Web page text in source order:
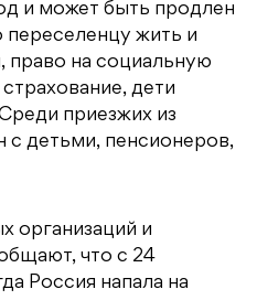
и может быть продлен
переселенцу жить и
право на социальную
дети
приезжих из
детьми, пенсионеров,
организаций и
что с 24
Россия напала на